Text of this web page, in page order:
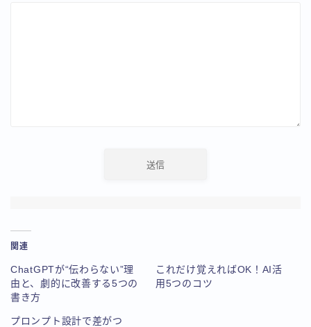
関連
ChatGPTが“伝わらない”理
由と、劇的に改善する5つの
書き方
これだけ覚えればOK！AI活
用5つのコツ
プロンプト設計で差がつ